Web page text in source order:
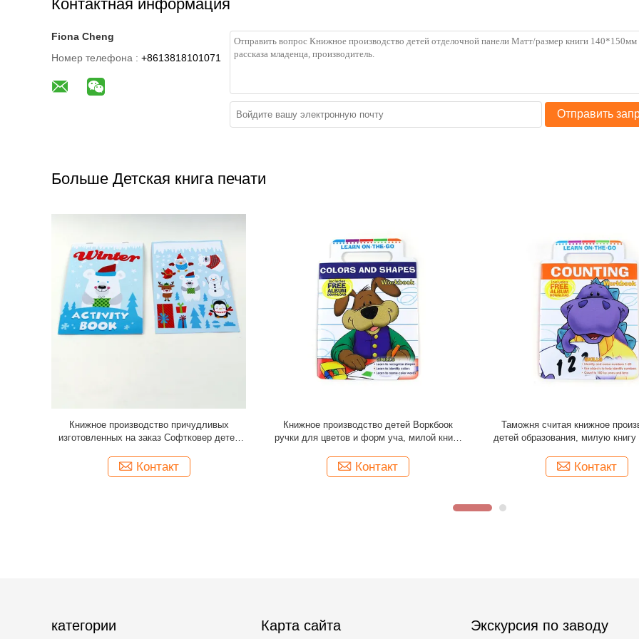
Контактная информация
Fiona Cheng
Номер телефона : +8613818101071
Отправить
Больше Детская книга печати
Седловина мягкой крышки шить печатание
Воркбоок ручки изготовленных на заказ
Контакт
Книжки с картинками КМИК опубликовывая
детей собственной личности или
Контакт
Выбивать слоения фильма
производства доски детей
Контакт
категории Карта сайта Экскурсия по заводу